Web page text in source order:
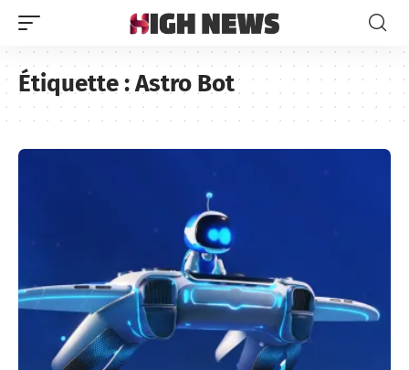
Étiquette :Astro Bot